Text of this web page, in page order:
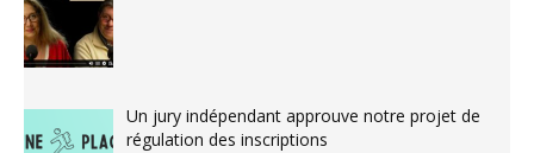
Un jury indépendant approuve notre projet de
régulation des inscriptions